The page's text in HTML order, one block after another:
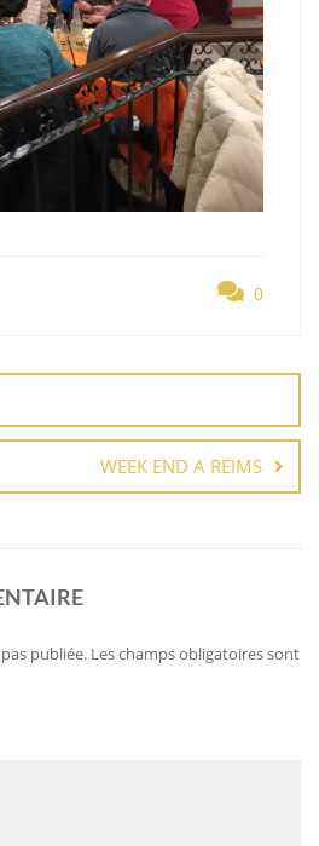
0
WEEK END A REIMS
publiée. Les champs obligatoires sont